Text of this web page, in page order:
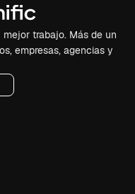
trabajo. Más de un
empresas, agencias y